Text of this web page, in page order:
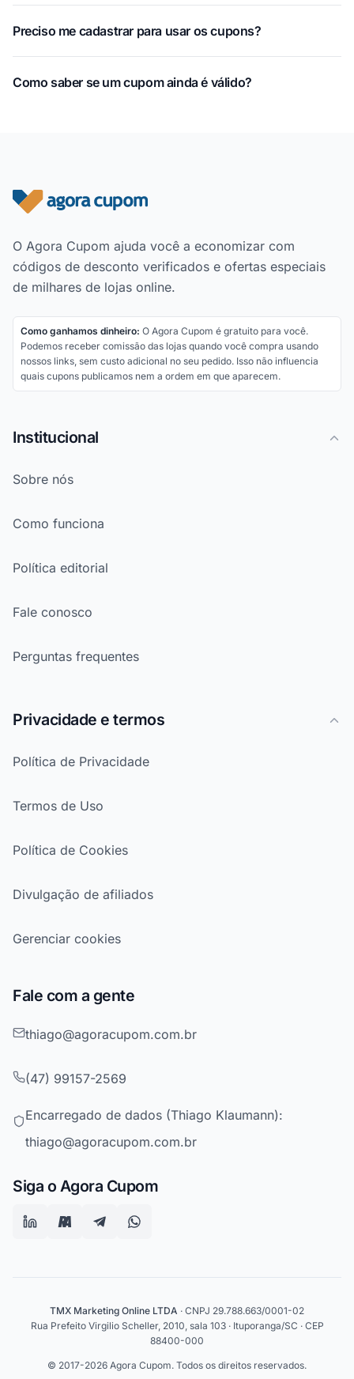
Preciso me cadastrar para usar os cupons?
Como saber se um cupom ainda é válido?
Rodapé do site
O Agora Cupom ajuda você a economizar com
códigos de desconto verificados e ofertas especiais
de milhares de lojas online.
Como ganhamos dinheiro: O Agora Cupom é gratuito para você.
Podemos receber comissão das lojas quando você compra usando
nossos links, sem custo adicional no seu pedido. Isso não influencia
quais cupons publicamos nem a ordem em que aparecem.
Institucional
Sobre nós
Como funciona
Política editorial
Fale conosco
Perguntas frequentes
Privacidade e termos
Política de Privacidade
Termos de Uso
Política de Cookies
Divulgação de afiliados
Gerenciar cookies
Fale com a gente
thiago@agoracupom.com.br
(47) 99157-2569
Encarregado de dados (Thiago Klaumann):
thiago@agoracupom.com.br
Siga o Agora Cupom
TMX Marketing Online LTDA · CNPJ 29.788.663/0001-02
Rua Prefeito Virgilio Scheller, 2010, sala 103 · Ituporanga/SC · CEP
88400-000
© 2017-2026 Agora Cupom. Todos os direitos reservados.